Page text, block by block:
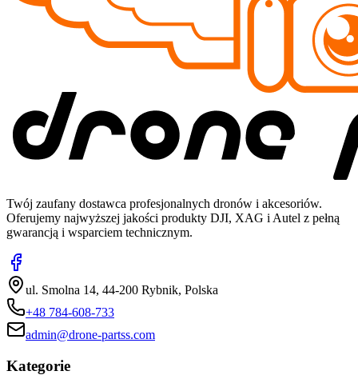
Twój zaufany dostawca profesjonalnych dronów i akcesoriów.
Oferujemy najwyższej jakości produkty DJI, XAG i Autel z pełną
gwarancją i wsparciem technicznym.
ul. Smolna 14, 44-200 Rybnik, Polska
+48 784-608-733
admin@drone-partss.com
Kategorie